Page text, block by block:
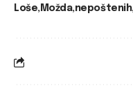
Loše Možda nepoštenih